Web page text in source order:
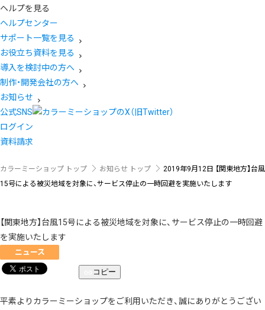
ヘルプを見る
ヘルプセンター
サポート一覧を見る
お役立ち資料を見る
導入を検討中の方へ
制作・開発会社の方へ
お知らせ
公式SNS
ログイン
資料請求
カラーミーショップ トップ お知らせ トップ 2019年9月12日
【関東地方】台風
15号による被災地域を対象に、サービス停止の一時回避を実施いたします
【関東地方】台風15号による被災地域を対象に、サービス停止の一時回避
を実施いたします
ニュース
コピー
平素よりカラーミーショップをご利用いただき、誠にありがとうござい